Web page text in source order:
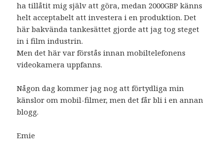
ha tillåtit mig själv att göra, medan 2000GBP känns
helt acceptabelt att investera i en produktion. Det
här bakvända tankesättet gjorde att jag tog steget
in i film industrin.
Men det här var förstås innan mobiltelefonens
videokamera uppfanns.
Någon dag kommer jag nog att förtydliga min
känslor om mobil-filmer, men det får bli i en annan
blogg.
Emie